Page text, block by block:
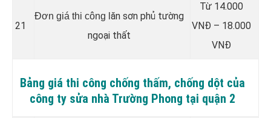
21
Đơn giá thi công l ăn sơn phủ tường
ngoại thất
Từ 14.000
VNĐ – 18.000
VNĐ
Bảng giá thi công chống thấm, chống dột của
công ty sửa nhà Trường Phong tại quận 2